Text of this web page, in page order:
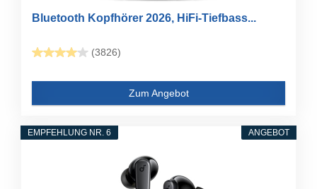
Bluetooth Kopfhörer 2026, HiFi-Tiefbass...
(3826)
Zum Angebot
ANGEBOT
EMPFEHLUNG NR. 6